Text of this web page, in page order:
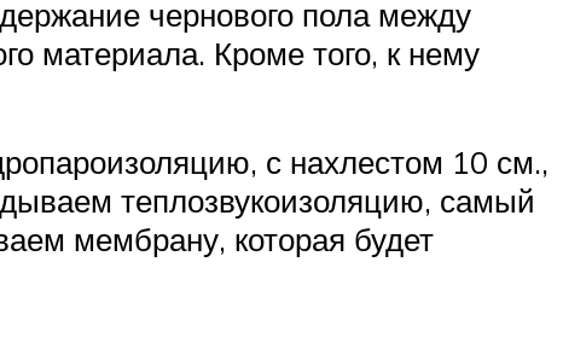
чернового пола между
материала. Кроме того, к нему
с нахлестом 10 см.,
теплозвукоизоляцию, самый
мембрану, которая будет